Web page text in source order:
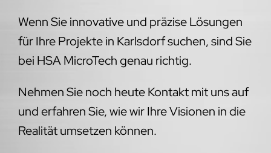
Wenn Sie innovative und präzise Lösungen
für Ihre Projekte in Karlsdorf suchen, sind Sie
bei HSA MicroTech genau richtig.
Nehmen Sie noch heute Kontakt mit uns auf
und erfahren Sie, wie wir Ihre Visionen in die
Realität umsetzen können.